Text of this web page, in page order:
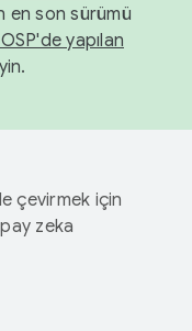
en son sürümü
yapılan
çevirmek için
zeka